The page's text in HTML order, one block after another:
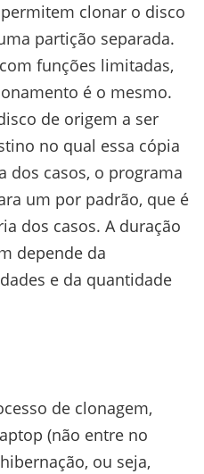
clonar o disco
partição separada.
funções limitadas,
é o mesmo.
de origem a ser
no qual essa cópia
dos casos, o programa
um por padrão, que é
dos casos. A duração
depende da
e da quantidade
de clonagem,
(não entre no
ou seja,